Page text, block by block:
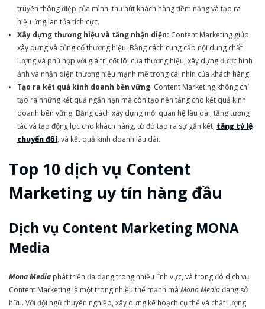
truyền thông điệp của mình, thu hút khách hàng tiềm năng và tạo ra
hiệu ứng lan tỏa tích cực.
Xây dựng thương hiệu và tăng nhận diện: Content Marketing giúp
xây dựng và củng cố thương hiệu. Bằng cách cung cấp nội dung chất
lượng và phù hợp với giá trị cốt lõi của thương hiệu, xây dựng được hình
ảnh và nhận diện thương hiệu mạnh mẽ trong cái nhìn của khách hàng.
Tạo ra kết quả kinh doanh bền vững: Content Marketing không chỉ
tạo ra những kết quả ngắn hạn mà còn tạo nền tảng cho kết quả kinh
doanh bền vững. Bằng cách xây dựng mối quan hệ lâu dài, tăng tương
tác và tạo động lực cho khách hàng, từ đó tạo ra sự gắn kết, tăng tỷ lệ
chuyển đổi, và kết quả kinh doanh lâu dài.
Top 10 dịch vụ Content
Marketing uy tín hàng đầu
Dịch vụ Content Marketing MONA
Media
Mona Media phát triển đa dạng trong nhiều lĩnh vực, và trong đó dịch vụ
Content Marketing là một trong nhiều thế mạnh mà Mona Mediađang sở
hữu. Với đội ngũ chuyên nghiệp, xây dựng kế hoạch cụ thể và chất lượng